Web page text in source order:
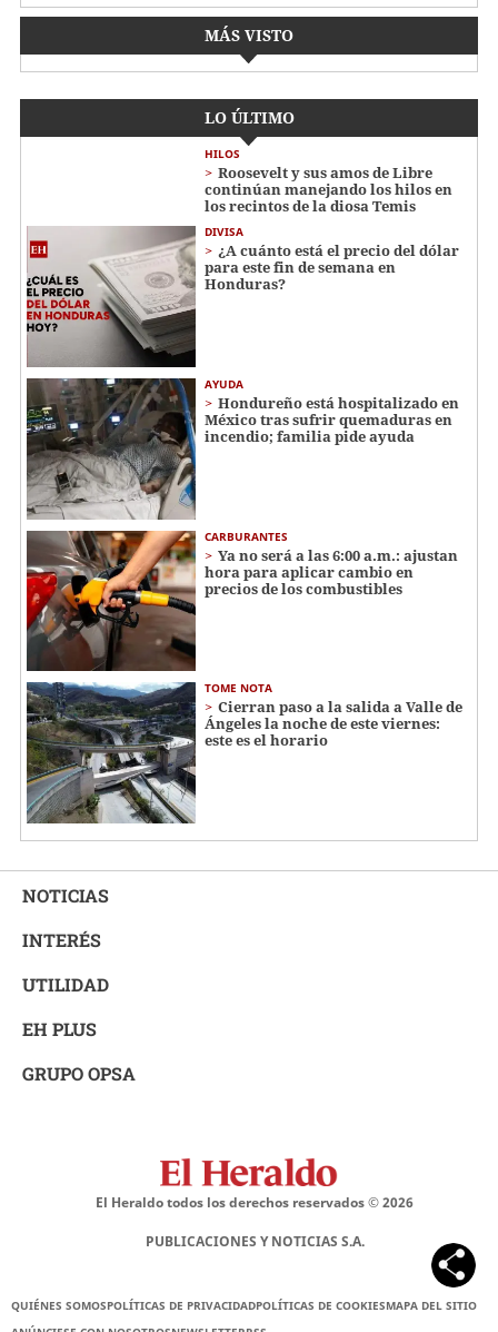
MÁS VISTO
LO ÚLTIMO
HILOS
Roosevelt y sus amos de Libre
continúan manejando los hilos en
los recintos de la diosa Temis
DIVISA
¿A cuánto está el precio del dólar
para este fin de semana en
Honduras?
AYUDA
Hondureño está hospitalizado en
México tras sufrir quemaduras en
incendio; familia pide ayuda
CARBURANTES
Ya no será a las 6:00 a.m.: ajustan
hora para aplicar cambio en
precios de los combustibles
TOME NOTA
Cierran paso a la salida a Valle de
Ángeles la noche de este viernes:
este es el horario
NOTICIAS
INTERÉS
UTILIDAD
EH PLUS
GRUPO OPSA
El Heraldo todos los derechos reservados ©2026
PUBLICACIONES Y NOTICIAS S.A.
QUIÉNES SOMOSPOLÍTICAS DE PRIVACIDADPOLÍTICAS DE COOKIESMAPA DEL SITIO